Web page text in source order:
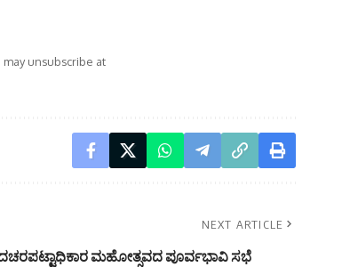
may unsubscribe at
NEXT ARTICLE
ಮಹೋತ್ಸವದ ಪೂರ್ವಭಾವಿ ಸಭೆ